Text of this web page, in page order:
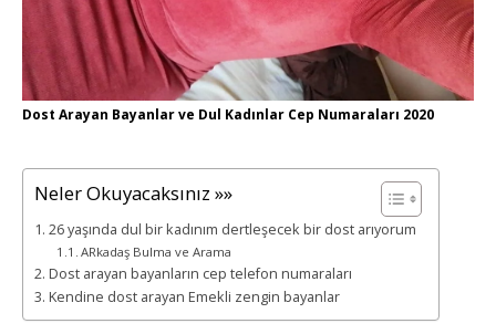
Dost Arayan Bayanlar ve Dul Kadınlar Cep Numaraları 2020
Neler Okuyacaksınız »»
26 yaşında dul bir kadınım dertleşecek bir dost arıyorum
ARkadaş Bulma ve Arama
Dost arayan bayanların cep telefon numaraları
Kendine dost arayan Emekli zengin bayanlar